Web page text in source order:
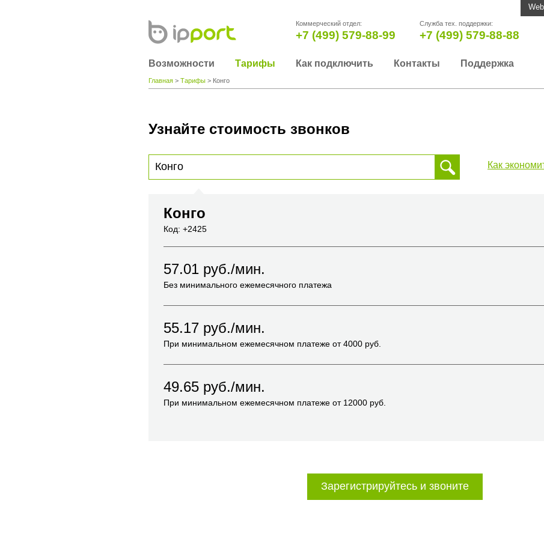
Коммерческий отдел:
+7 (499) 579-88-99
Служба тех. поддержки:
+7 (499) 579-88-88
Возможности Тарифы Как подключить Контакты Поддержка
Главная > Тарифы > Конго
Как
Узнайте стоимость звонков
Конго
Код: +2425
57.01 руб./мин.
Без минимального ежемесячного платежа
55.17 руб./мин.
При минимальном ежемесячном платеже от4000 руб.
49.65 руб./мин.
При минимальном ежемесячном платеже от 12000 руб.
Зарегистрируйтесь и звоните